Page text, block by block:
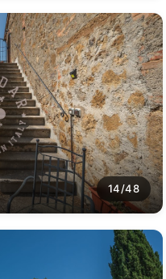
14/48